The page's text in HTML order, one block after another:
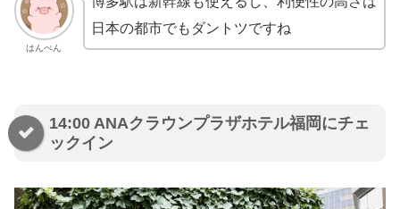
はんぺん
日本の都市でもダントツですね
14:00 ANAクラウンプラザホテル福岡にチェ
ックイン